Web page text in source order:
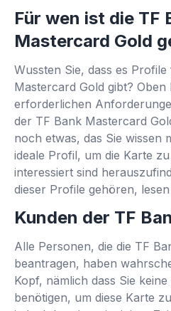
Für wen ist die TF
Mastercard Gold
Wussten Sie, dass es
Mastercard Gold gibt? Oben
erforderlichen
der TF Bank Mastercard
noch etwas, das Sie wissen
ideale Profil, um die Karte
interessiert sind
dieser Profile gehören,
Kunden der TF
Alle Personen, die die TF
beantragen, haben
Kopf, nämlich dass Sie
benötigen, um diese Karte